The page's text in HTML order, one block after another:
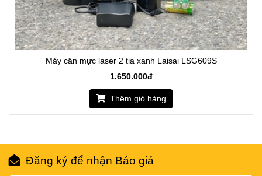
Máy cân mực laser 2 tia xanh Laisai LSG609S
1.650.000đ
Thêm giỏ hàng
Đăng ký để nhận Báo giá